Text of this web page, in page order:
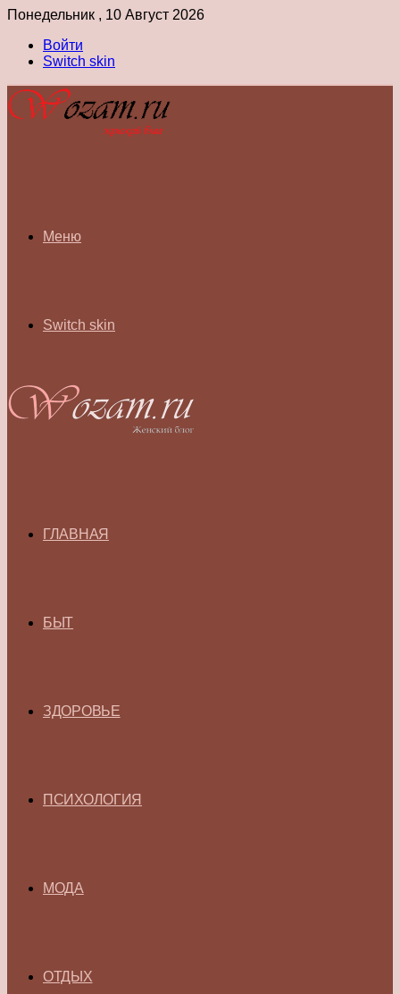
Понедельник , 10 Август 2026
Войти
Switch skin
Меню
Switch skin
ГЛАВНАЯ
БЫТ
ЗДОРОВЬЕ
ПСИХОЛОГИЯ
МОДА
ОТДЫХ